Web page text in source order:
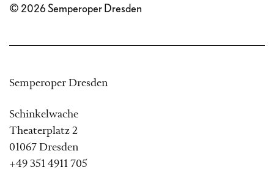
© 2026 Semperoper Dresden
Semperoper Dresden
Schinkelwache
Theaterplatz 2
01067 Dresden
+49 351 4911 705